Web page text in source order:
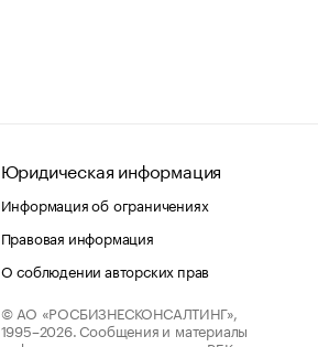
Юридическая информация
Информация об ограничениях
Правовая информация
О соблюдении авторских прав
© АО «РОСБИЗНЕСКОНСАЛТИНГ»,
1995–2026. Сообщения и материалы